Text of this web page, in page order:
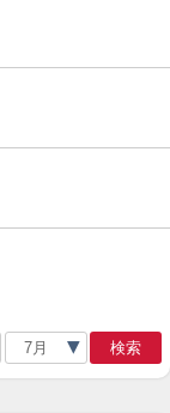
検索